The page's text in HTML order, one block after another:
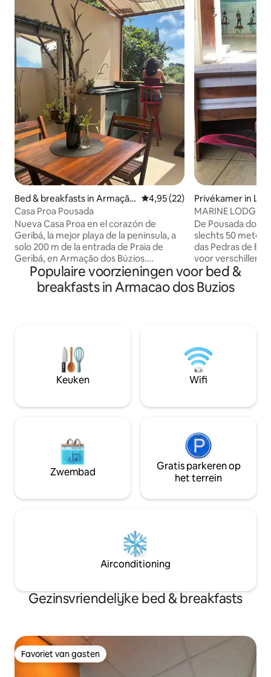
Bed & breakfasts in Armação
dos Búzios
Gemiddelde beoordeling van
4,95 (22)
Casa Proa Pousada
Nueva Casa Proa en el corazón de
Geribá, la mejor playa de la peninsula, a
solo 200 m de la entrada de Praia de
Geribá, en Armação dos Búzios.
Ofrecemos habitaciones privadas con
baño privado y aire acondicionado,
desayuno incluido todos los días, terraza
privacidad y estar a pasos del mar.
Donde la buena energía también es
parte del viaje...
Privékamer in
gulo de Buzios
MARINE LODGE!
van Rua das
De Pousada do
slechts 50 meter
das Pedras de
voor verschillende
praktische
loopafstand van
bars. Alle kamers
ontbijtbuffet! De
300 m van het
170 km van Rio
Populaire voorzieningen voor bed &
breakfasts in Armacao dos Buzios
Keuken Wifi
Zwembad
Gratis parkeren op
het terrein
Airconditioning
Gezinsvriendelijke bed & breakfasts
Favoriet van gasten
Favoriet van gasten